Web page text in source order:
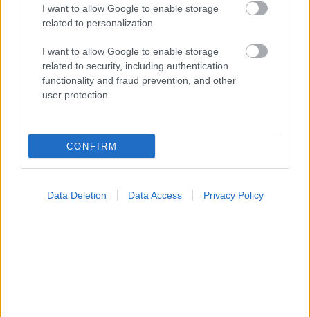
I want to allow Google to enable storage
related to personalization.
I want to allow Google to enable storage
related to security, including authentication
functionality and fraud prevention, and other
user protection.
CONFIRM
Data Deletion Data Access Privacy Policy